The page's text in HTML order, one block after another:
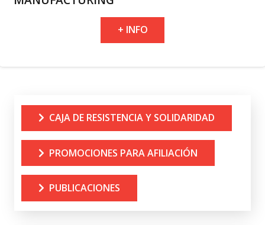
+ INFO
CAJA DE RESISTENCIA Y SOLIDARIDAD
PROMOCIONES PARA AFILIACIÓN
PUBLICACIONES